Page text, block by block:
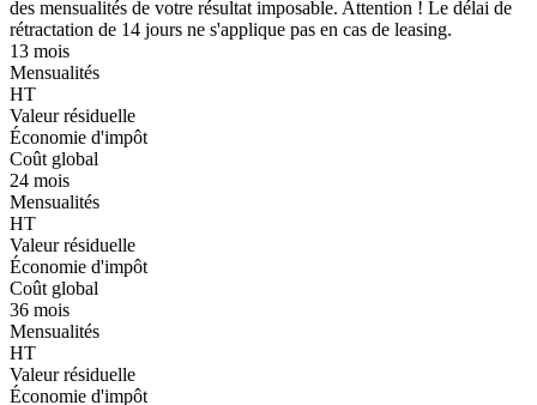
des mensualités de votre résultat imposable. Attention ! Le délai de
rétractation de 14 jours ne s'applique pas en cas de leasing.
13 mois
Mensualités
HT
Valeur résiduelle
Économie d'impôt
Coût global
24 mois
Mensualités
HT
Valeur résiduelle
Économie d'impôt
Coût global
36 mois
Mensualités
HT
Valeur résiduelle
Économie d'impôt